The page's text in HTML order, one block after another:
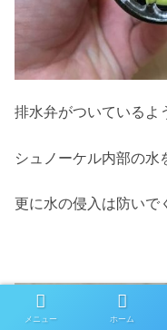
排水弁がついているよ
シュノーケル内部の水
更に水の侵入は防いで
メニュー ホーム